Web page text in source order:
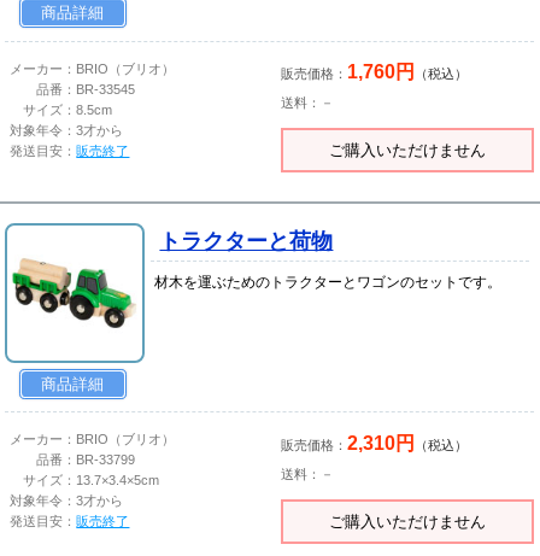
商品詳細
メーカー： BRIO（ブリオ）
品番： BR-33545
サイズ：8.5cm
対象年令：3才から
発送目安：販売終了
販売価格： 1,760円
（税込）
送料：－
ご購入いただけません
商品詳細
トラクターと荷物
材木を運ぶためのトラクターとワゴンのセットです。
メーカー： BRIO（ブリオ）
品番： BR-33799
サイズ： 13.7×3.4×5cm
対象年令：3才から
発送目安：販売終了
販売価格：2,310円
（税込）
送料：－
ご購入いただけません